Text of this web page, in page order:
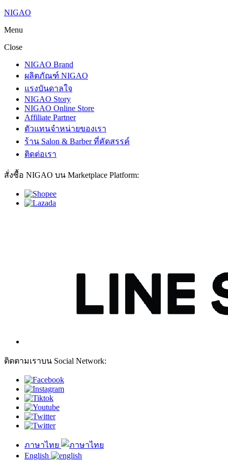
NIGAO
Menu
Close
NIGAO Brand
ผลิตภัณฑ์ NIGAO
แรงบันดาลใจ
NIGAO Story
NIGAO Online Store
Affiliate Partner
ตัวแทนจำหน่ายของเรา
ร้าน Salon & Barber ที่คัดสรรค์
ติดต่อเรา
สั่งซื้อ NIGAO บน Marketplace Platform:
ติดตามเราบน Social Network:
ภาษาไทย
English